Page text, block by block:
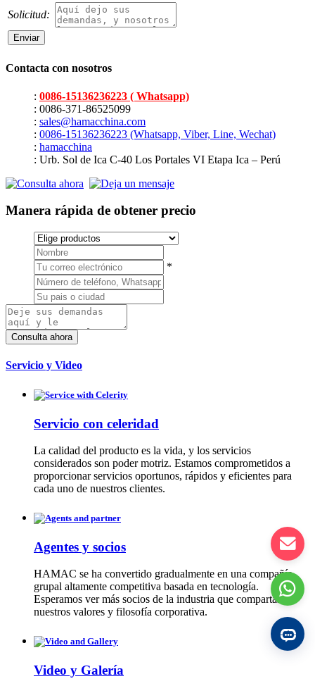
Solicitud:
Contacta con nosotros
: 0086-15136236223 ( Whatsapp)
: 0086-371-86525099
: sales@hamacchina.com
: 0086-15136236223 (Whatsapp, Viber, Line, Wechat)
: hamacchina
: Urb. Sol de Ica C-40 Los Portales VI Etapa Ica – Perú
Manera rápida de obtener precio
*
Servicio y Video
Servicio con celeridad
La calidad del producto es la vida, y los servicios
considerados son poder motriz. Estamos comprometidos a
proporcionar servicios oportunos, rápidos y eficientes para
cada uno de nuestros clientes.
Agentes y socios
HAMAC se ha convertido gradualmente en una compañía
grupal altamente competitiva basada en tecnología.
Esperamos ver más socios de la industria que compartan
nuestros valores y filosofía corporativa.
Video y Galería